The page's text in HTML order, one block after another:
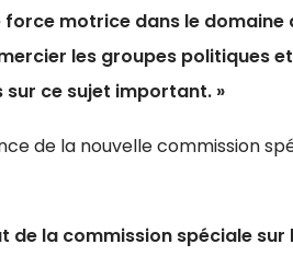
force motrice dans le domaine
les groupes politiques
ce sujet important. »
de la nouvelle commission
de la commission spéciale sur